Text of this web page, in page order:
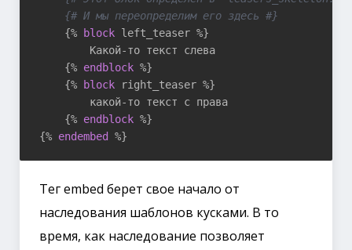
{# И мы переопределим его здесь #}
{%
block left_teaser %}
        Какой-то текст слева
{% endblock %}
{%
block right_teaser %}
        какой-то текст с права
{% endblock %}
{% endembed %}
Тег embed берет свое начало от
наследования шаблонов кусками. В то
время, как наследование позволяет